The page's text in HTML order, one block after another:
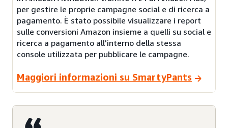
per gestire le proprie campagne social e di ricerca a
pagamento. È stato possibile visualizzare i report
sulle conversioni Amazon insieme a quelli su social e
ricerca a pagamento all'interno della stessa
console utilizzata per pubblicare le campagne.
Maggiori informazioni su SmartyPants